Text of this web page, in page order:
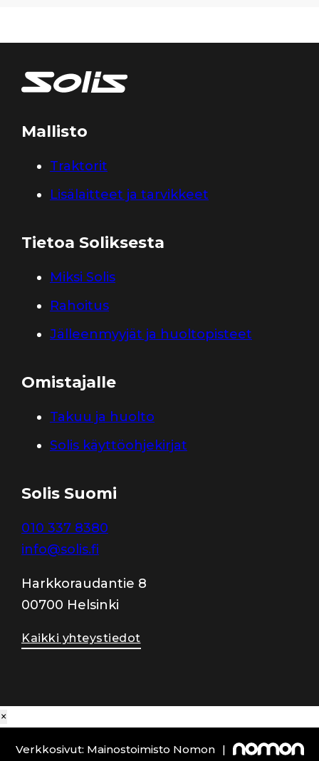
Mallisto
Traktorit
Lisälaitteet ja tarvikkeet
Tietoa Soliksesta
Miksi Solis
Rahoitus
Jälleenmyyjät ja huoltopisteet
Omistajalle
Takuu ja huolto
Solis käyttöohjekirjat
Solis Suomi
010 337 8380
info@solis.fi
Harkkoraudantie 8
00700 Helsinki
Kaikki yhteystiedot
×
Verkkosivut: Mainostoimisto Nomon |